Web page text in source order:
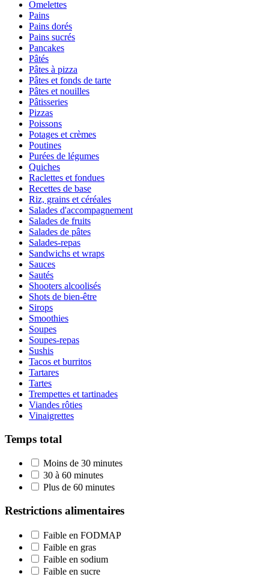
Omelettes
Pains
Pains dorés
Pains sucrés
Pancakes
Pâtés
Pâtes à pizza
Pâtes et fonds de tarte
Pâtes et nouilles
Pâtisseries
Pizzas
Poissons
Potages et crèmes
Poutines
Purées de légumes
Quiches
Raclettes et fondues
Recettes de base
Riz, grains et céréales
Salades d'accompagnement
Salades de fruits
Salades de pâtes
Salades-repas
Sandwichs et wraps
Sauces
Sautés
Shooters alcoolisés
Shots de bien-être
Sirops
Smoothies
Soupes
Soupes-repas
Sushis
Tacos et burritos
Tartares
Tartes
Trempettes et tartinades
Viandes rôties
Vinaigrettes
Temps total
Moins de 30 minutes
30 à 60 minutes
Plus de 60 minutes
Restrictions alimentaires
Faible en FODMAP
Faible en gras
Faible en sodium
Faible en sucre